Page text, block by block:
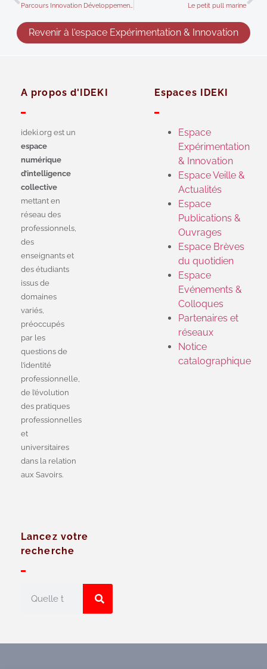
Le petit pull marine
Revenir à l'espace Expérimentation & Innovation
A propos d'IDEKI
ideki.org est un
espace
numérique
d’intelligence
collective
mettant en
réseau des
professionnels,
des
enseignants et
des étudiants
issus de
domaines
variés,
préoccupés
par les
questions de
l’identité
professionnelle,
de l’évolution
des pratiques
professionnelles
et
universitaires
dans la relation
aux Savoirs.
Espaces IDEKI
Espace
Expérimentation
& Innovation
Espace Veille &
Actualités
Espace
Publications &
Ouvrages
Espace Brèves
du quotidien
Espace
Evénements &
Colloques
Partenaires et
réseaux
Notice
catalographique
Lancez votre
recherche